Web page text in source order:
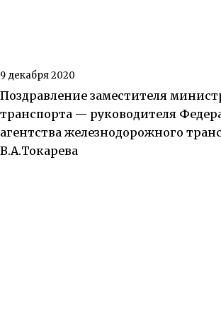
9 декабря 2020
Поздравление заместителя
транспорта — руководителя
агентства железнодорожного
В.А.Токарева